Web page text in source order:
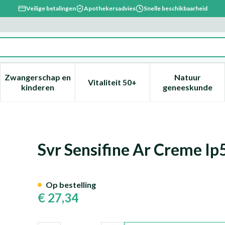
Veilige betalingen Apothekersadvies Snelle beschikbaarheid
verzorging en hygiëne categorie
voor Dieet, voeding en vitamines categorie
Zwangerschap en
kinderenToon submenu voor Zwangerschap en kinderen
Vitaliteit 50+Toon submenu voor Vitaliteit
Natuur
geneeskunde
Toon
Tube 40ml
Svr Sensifine Ar Creme
€ 27,34
Op bestelling